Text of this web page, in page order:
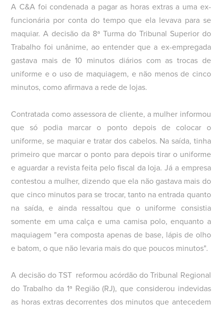
A C&A foi condenada a pagar as horas extras a uma ex-
funcionária por conta do tempo que ela levava para se
maquiar. A decisão da 8ª Turma do Tribunal Superior do
Trabalho foi unânime, ao entender que a ex-empregada
gastava mais de 10 minutos diários com as trocas de
uniforme e o uso de maquiagem, e não menos de cinco
minutos, como afirmava a rede de lojas.
Contratada como assessora de cliente, a mulher informou
que só podia marcar o ponto depois de colocar o
uniforme, se maquiar e tratar dos cabelos. Na saída, tinha
primeiro que marcar o ponto para depois tirar o uniforme
e aguardar a revista feita pelo fiscal da loja. Já a empresa
contestou a mulher, dizendo que ela não gastava mais do
que cinco minutos para se trocar, tanto na entrada quanto
na saída, e ainda ressaltou que o uniforme consistia
somente em uma calça e uma camisa polo, enquanto a
maquiagem "era composta apenas de base, lápis de olho
e batom, o que não levaria mais do que poucos minutos".
A decisão do TST reformou acórdão do Tribunal Regional
do Trabalho da 1ª Região (RJ), que considerou indevidas
as horas extras decorrentes dos minutos que antecedem